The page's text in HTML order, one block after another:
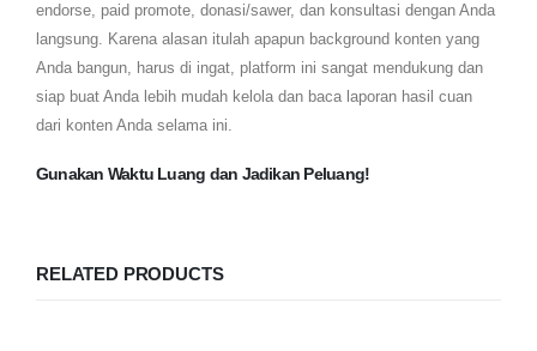
endorse, paid promote, donasi/sawer, dan konsultasi dengan Anda
langsung. Karena alasan itulah apapun background konten yang
Anda bangun, harus di ingat, platform ini sangat mendukung dan
siap buat Anda lebih mudah kelola dan baca laporan hasil cuan
dari konten Anda selama ini.
Gunakan Waktu Luang dan Jadikan Peluang!
RELATED PRODUCTS